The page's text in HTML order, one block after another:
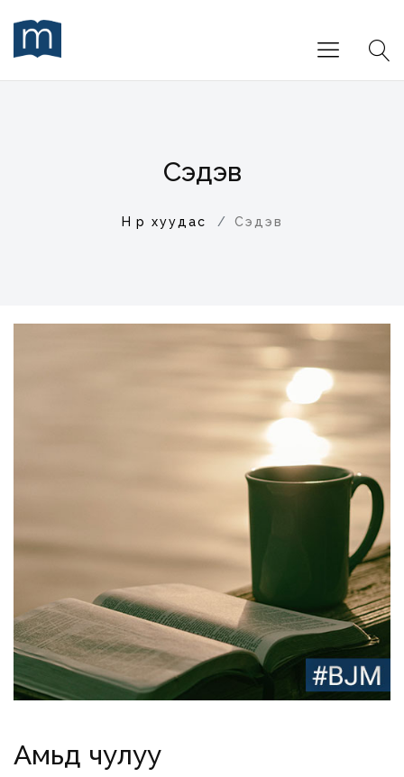
Сэдэв
Нүүр хуудас Сэдэв
Амьд чулуу